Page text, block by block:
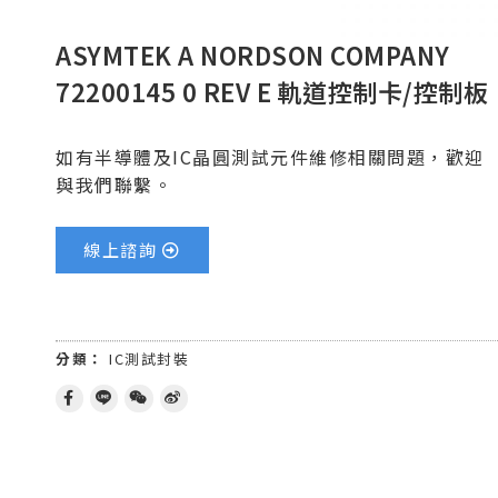
ASYMTEK A NORDSON COMPANY
72200145 0 REV E 軌道控制卡/控制板
如有半導體及IC晶圓測試元件維修相關問題，歡迎
與我們聯繫。
線上諮詢
分類： IC測試封裝